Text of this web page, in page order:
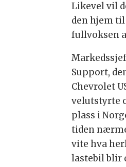
Likevel vil
den hjem
fullvoksen
Support,
Chevrolet
velutstyrte
plass i
tiden
vite hva
lastebil